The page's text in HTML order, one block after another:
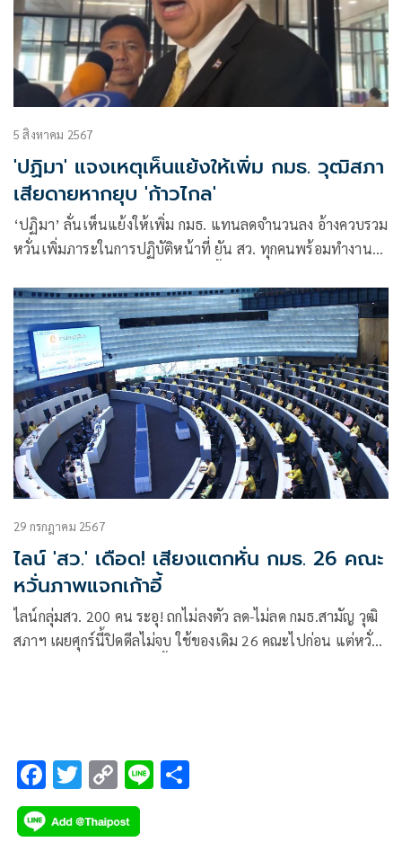
5 สิงหาคม 2567
'ปฏิมา' แจงเหตุเห็นแย้งให้เพิ่ม กมธ. วุฒิสภา
เสียดายหากยุบ 'ก้าวไกล'
‘ปฏิมา’ ลั่นเห็นแย้งให้เพิ่ม กมธ. แทนลดจำนวนลง อ้างควบรวม
หวั่นเพิ่มภาระในการปฏิบัติหน้าที่ ยัน สว. ทุกคนพร้อมทำงาน
29 กรกฎาคม 2567
ไลน์ 'สว.' เดือด! เสียงแตกหั่น กมธ. 26 คณะ
หวั่นภาพแจกเก้าอี้
ไลน์กลุ่มสว. 200 คน ระอุ! ถกไม่ลงตัว ลด-ไม่ลด กมธ.สามัญ วุฒิ
สภาฯ เผยศุกร์นี้ปิดดีลไม่จบ ใช้ของเดิม 26 คณะไปก่อน แต่หวั่น
F
ac
e
T
wi
tt
C
o
p
Li